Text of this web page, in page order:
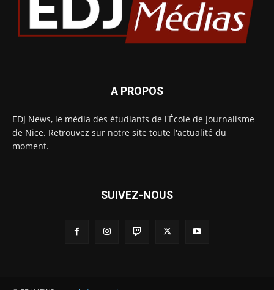
A PROPOS
EDJ News, le média des étudiants de l'École de Journalisme
de Nice. Retrouvez sur notre site toute l'actualité du
moment.
SUIVEZ-NOUS